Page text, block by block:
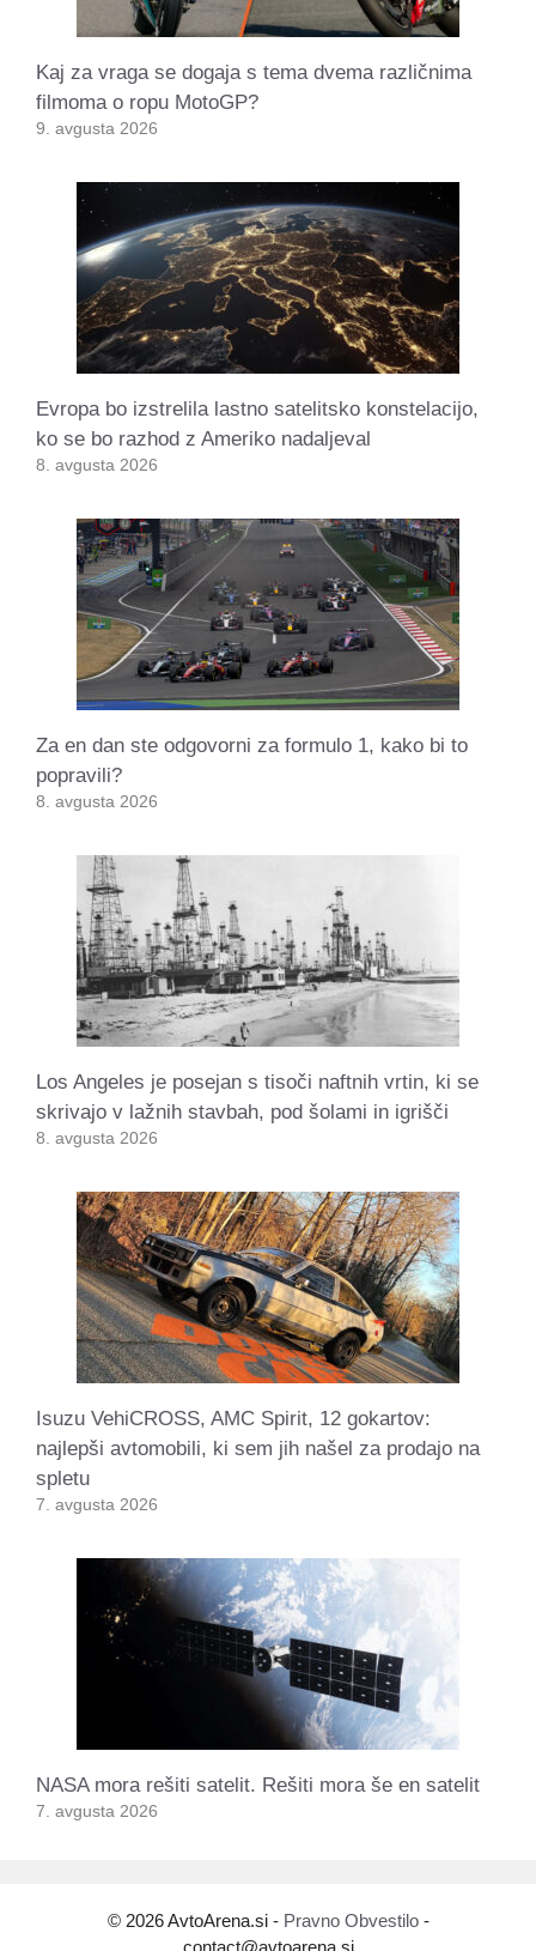
Kaj za vraga se dogaja s tema dvema različnima
filmoma o ropu MotoGP?
9. avgusta 2026
Evropa bo izstrelila lastno satelitsko konstelacijo,
ko se bo razhod z Ameriko nadaljeval
8. avgusta 2026
Za en dan ste odgovorni za formulo 1, kako bi to
popravili?
8. avgusta 2026
Los Angeles je posejan s tisoči naftnih vrtin, ki se
skrivajo v lažnih stavbah, pod šolami in igrišči
8. avgusta 2026
Isuzu VehiCROSS, AMC Spirit, 12 gokartov:
najlepši avtomobili, ki sem jih našel za prodajo na
spletu
7. avgusta 2026
NASA mora rešiti satelit. Rešiti mora še en satelit
7. avgusta 2026
© 2026 AvtoArena.si - Pravno Obvestilo-
contact@avtoarena.si